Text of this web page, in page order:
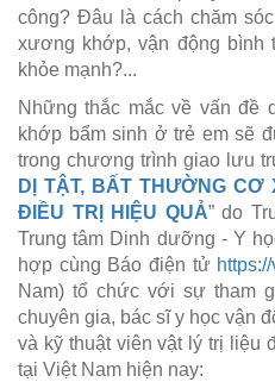
công? Đâu là cách chăm
xương khớp, vận động
khỏe mạnh?...
Những thắc mắc về vấn đề
khớp bẩm sinh ở trẻ em sẽ
trong chương trình giao lưu
DỊ TẬT, BẤT THƯỜNG
ĐIỀU TRỊ HIỆU QUẢ” do
Trung tâm Dinh dưỡng - Y
hợp cùng Báo điện tử
Nam) tổ chức với sự tham
chuyên gia, bác sĩ y học vận
và kỹ thuật viên vật lý trị liệu
tại Việt Nam hiện nay: